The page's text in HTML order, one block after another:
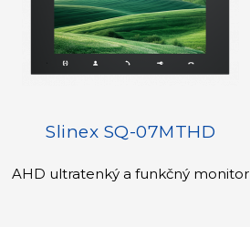
Slinex SQ-07MTHD
AHD ultratenký a funkčný monitor